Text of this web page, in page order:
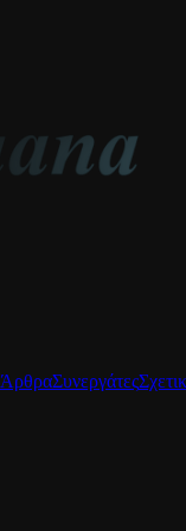
ΆρθραΣυνεργάτες